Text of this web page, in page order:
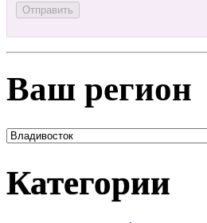
Ваш регион
Категории